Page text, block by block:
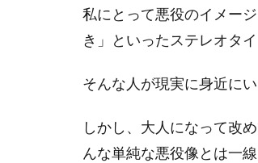
私にとって悪役のイメー
き」といったステレオタ
そんな人が現実に身近に
しかし、大人になって改
んな単純な悪役像とは一